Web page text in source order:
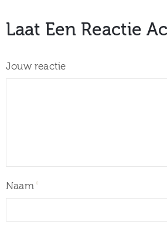
Laat Een Reactie
Jouw reactie
Naam